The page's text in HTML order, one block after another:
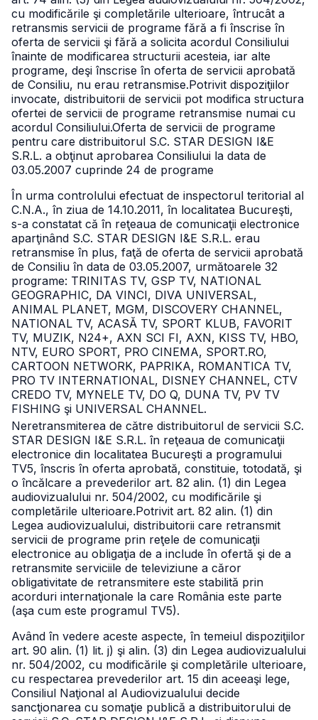
cu modificările şi completările ulterioare, întrucât a
retransmis servicii de programe fără a fi înscrise în
oferta de servicii şi fără a solicita acordul Consiliului
înainte de modificarea structurii acesteia, iar alte
programe, deşi înscrise în oferta de servicii aprobată
de Consiliu, nu erau retransmise.Potrivit dispoziţiilor
invocate, distribuitorii de servicii pot modifica structura
ofertei de servicii de programe retransmise numai cu
acordul Consiliului.Oferta de servicii de programe
pentru care distribuitorul S.C. STAR DESIGN I&E
S.R.L. a obţinut aprobarea Consiliului la data de
03.05.2007 cuprinde 24 de programe
În urma controlului efectuat de inspectorul teritorial al
C.N.A., în ziua de 14.10.2011, în localitatea Bucureşti,
s-a constatat că în reţeaua de comunicaţii electronice
aparţinând S.C. STAR DESIGN I&E S.R.L. erau
retransmise în plus, faţă de oferta de servicii aprobată
de Consiliu în data de 03.05.2007, următoarele 32
programe: TRINITAS TV, GSP TV, NATIONAL
GEOGRAPHIC, DA VINCI, DIVA UNIVERSAL,
ANIMAL PLANET, MGM, DISCOVERY CHANNEL,
NATIONAL TV, ACASĂ TV, SPORT KLUB, FAVORIT
TV, MUZIK, N24+, AXN SCI FI, AXN, KISS TV, HBO,
NTV, EURO SPORT, PRO CINEMA, SPORT.RO,
CARTOON NETWORK, PAPRIKA, ROMANTICA TV,
PRO TV INTERNATIONAL, DISNEY CHANNEL, CTV
CREDO TV, MYNELE TV, DO Q, DUNA TV, PV TV
FISHING şi UNIVERSAL CHANNEL.
Neretransmiterea de către distribuitorul de servicii S.C.
STAR DESIGN I&E S.R.L. în reţeaua de comunicaţii
electronice din localitatea Bucureşti a programului
TV5, înscris în oferta aprobată, constituie, totodată, şi
o încălcare a prevederilor art. 82 alin. (1) din Legea
audiovizualului nr. 504/2002, cu modificările şi
completările ulterioare.Potrivit art. 82 alin. (1) din
Legea audiovizualului, distribuitorii care retransmit
servicii de programe prin reţele de comunicaţii
electronice au obligaţia de a include în ofertă şi de a
retransmite serviciile de televiziune a căror
obligativitate de retransmitere este stabilită prin
acorduri internaţionale la care România este parte
(aşa cum este programul TV5).
Având în vedere aceste aspecte, în temeiul dispoziţiilor
art. 90 alin. (1) lit. j) şi alin. (3) din Legea audiovizualului
nr. 504/2002, cu modificările şi completările ulterioare,
cu respectarea prevederilor art. 15 din aceeaşi lege,
Consiliul Naţional al Audiovizualului decide
sancţionarea cu somaţie publică a distribuitorului de